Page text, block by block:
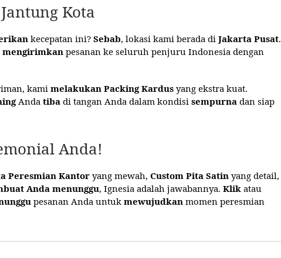
Kota
kecepatan ini? Sebab, lokasi kami berada di Jakarta Pusat.
mengirimkan pesanan ke seluruh penjuru Indonesia dengan
kami melakukan Packing Kardus yang ekstra kuat.
Anda tiba di tangan Anda dalam kondisi sempurna dan siap
Anda!
Peresmian Kantor yang mewah, Custom Pita Satin yang detail,
Anda menunggu, Ignesia adalah jawabannya. Klik atau
pesanan Anda untuk mewujudkan momen peresmian